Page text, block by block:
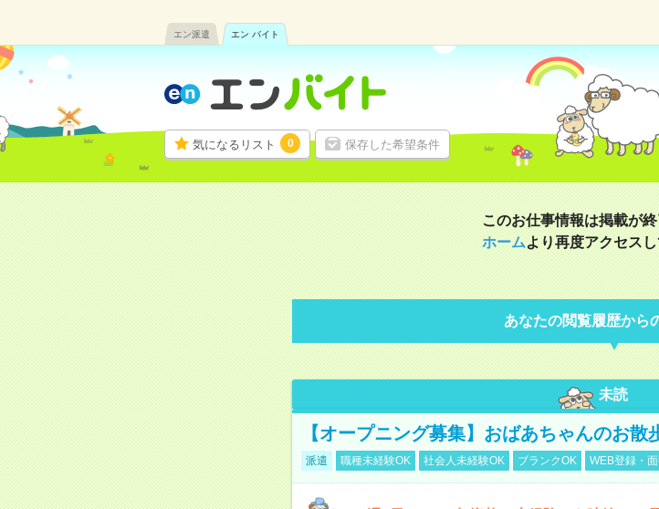
エン派遣 エン バイト
気になるリスト 0 保存した希望条件
このお仕事情報は掲載が
ホームより再度アクセス
あなたの閲覧履歴から
未読
【オープニング募集】おばあちゃんのお散
派遣 職種未経験OK 社会人未経験OK ブランクOK WEB登録・